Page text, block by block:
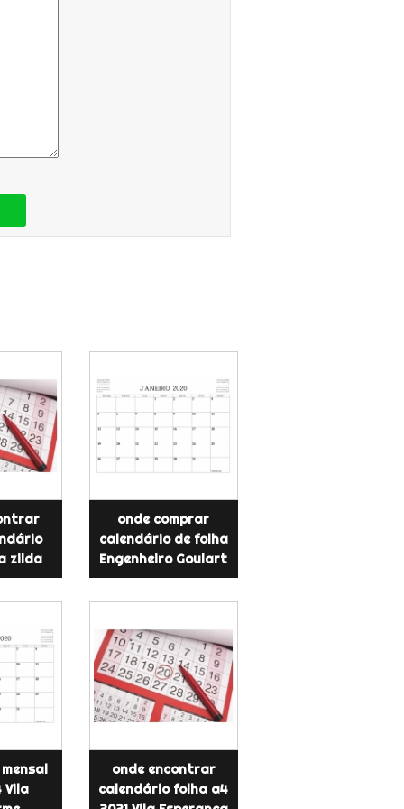
zilda
onde comprar
calendário de folha
Engenheiro Goulart
Vila
onde encontrar
calendário folha a4